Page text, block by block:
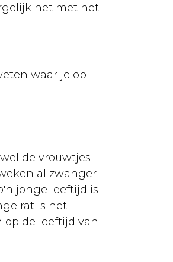
het met het
waar je op
de vrouwtjes
al zwanger
jonge leeftijd is
rat is het
de leeftijd van